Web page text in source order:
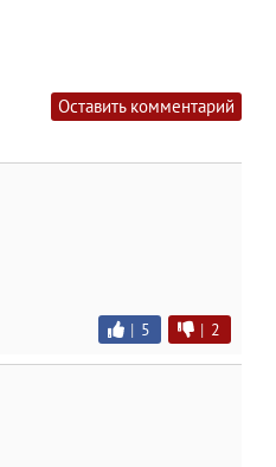
Оставить комментарий
| 5 | 2